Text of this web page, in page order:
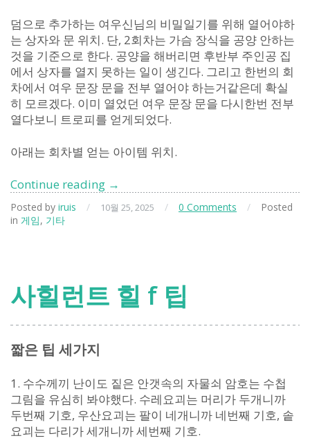
덤으로 추가하는 여우신님의 비밀일기를 위해 열어야하
는 상자와 문 위치. 단, 2회차는 가슴 장식을 공양 안하는
것을 기준으로 한다. 공양을 해버리면 후반부 주인공 집
에서 상자를 열지 못하는 일이 생긴다. 그리고 한번의 회
차에서 여우 문장 문을 전부 열어야 하는거같은데 확실
히 모르겠다. 이미 열었던 여우 문장 문을 다시한번 전부
열다보니 트로피를 얻게되었다.
아래는 회차별 얻는 아이템 위치.
Continue reading 사
런
사
쿠
코
여
우
신
님
→
Posted by iruis / 10월 25, 2025 / 0 Comments /
Posted
in 게임, 기타
사힐런트 힐 f 팁
짧은 팁 세가지
1. 수수께끼 난이도 짙은 안갯속의 자물쇠 암호는 수첩
그림을 유심히 봐야했다. 수레요괴는 머리가 두개니까
두번째 기호, 우산요괴는 팔이 네개니까 네번째 기호, 솥
요괴는 다리가 세개니까 세번째 기호.